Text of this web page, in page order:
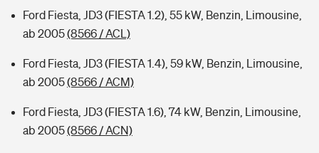
Ford Fiesta, JD3 (FIESTA 1.2), 55 kW, Benzin, Limousine,
ab 2005(8566 / ACL)
Ford Fiesta, JD3 (FIESTA 1.4), 59 kW, Benzin, Limousine,
ab 2005(8566 / ACM)
Ford Fiesta, JD3 (FIESTA 1.6), 74 kW, Benzin, Limousine,
ab 2005(8566 / ACN)